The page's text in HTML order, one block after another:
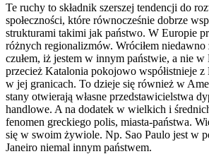
Te ruchy to składnik szerszej tendencji do
społeczności, które równocześnie dobrze
strukturami takimi jak państwo. W Europie
różnych regionalizmów. Wróciłem
czułem, iż jestem w innym państwie, a nie w
przecież Katalonia pokojowo współistnieje z
w jej granicach. To dzieje się również w
stany otwierają własne przedstawicielstwa
handlowe. A na dodatek w wielkich i
fenomen greckiego polis, miasta-państwa.
się w swoim żywiole. Np. Sao Paulo jest w
Janeiro niemal innym państwem.